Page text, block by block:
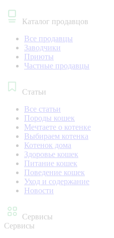
Каталог продавцов
Все продавцы
Заводчики
Приюты
Частные продавцы
Статьи
Все статьи
Породы кошек
Мечтаете о котенке
Выбираем котенка
Котенок дома
Здоровье кошек
Питание кошек
Поведение кошек
Уход и содержание
Новости
Сервисы
Сервисы